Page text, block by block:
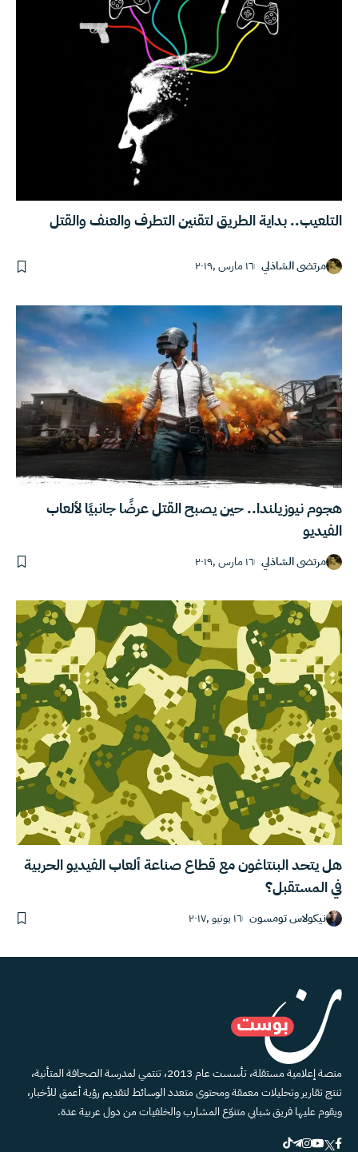
التلعيب.. بداية الطريق لتقنين التطرف والعنف والقتل
مرتضى الشاذلي ١٦ مارس ,٢٠١٩
هجوم نيوزيلندا.. حين يصبح القتل عرضًا جانبيًا لألعاب
الفيديو
مرتضى الشاذلي ١٦ مارس ,٢٠١٩
هل يتحد البنتاغون مع قطاع صناعة ألعاب الفيديو الحربية
في المستقبل؟
نيكولاس تومسون ١٦ يونيو ,٢٠١٧
منصة إعلامية مستقلة، تأسست عام 2013، تنتمي لمدرسة الصحافة المتأنية،
تنتج تقارير وتحليلات معمقة ومحتوى متعدد الوسائط لتقديم رؤية أعمق للأخبار،
ويقوم عليها فريق شبابي متنوّع المشارب والخلفيات من دول عربية عدة.